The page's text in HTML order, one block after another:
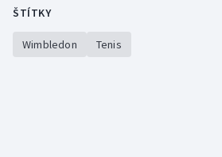
ŠTÍTKY
Wimbledon Tenis